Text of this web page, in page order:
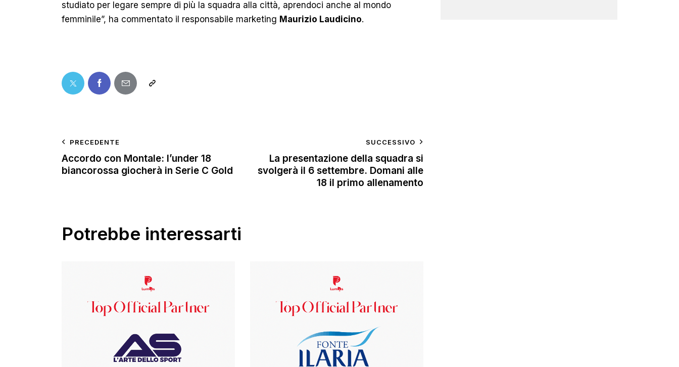
studiato per legare sempre di più la squadra alla città, aprendoci anche al mondo
femminile”, ha commentato il responsabile marketing Maurizio Laudicino.
PRECEDENTE
Accordo con Montale: l’under 18
biancorossa giocherà in Serie C Gold
SUCCESSIVO
La presentazione della squadra si
svolgerà il 6 settembre. Domani alle
18 il primo allenamento
Potrebbe interessarti